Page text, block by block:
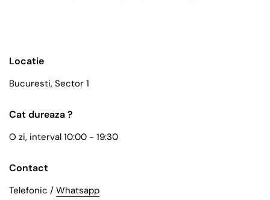
Locatie
Bucuresti, Sector 1
Cat dureaza ?
O zi, interval 10:00 - 19:30
Contact
Telefonic / Whatsapp